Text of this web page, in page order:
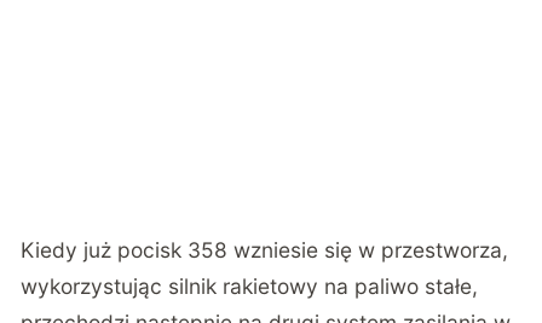
Kiedy już pocisk 358 wzniesie się w przestworza,
wykorzystując silnik rakietowy na paliwo stałe,